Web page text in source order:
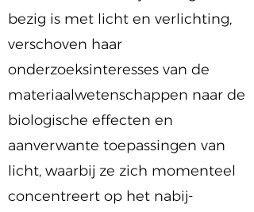
bezig is met licht en verlichting,
verschoven haar
onderzoeksinteresses van de
materiaalwetenschappen naar de
biologische effecten en
aanverwante toepassingen van
licht, waarbij ze zich momenteel
concentreert op het nabij-